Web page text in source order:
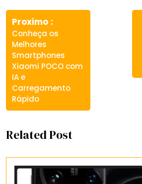
Navegação
de
Post
Proximo
post:
Conheça os
Melhores
Smartphones
Xiaomi POCO com
IA e
Carregamento
Rápido
Related Post